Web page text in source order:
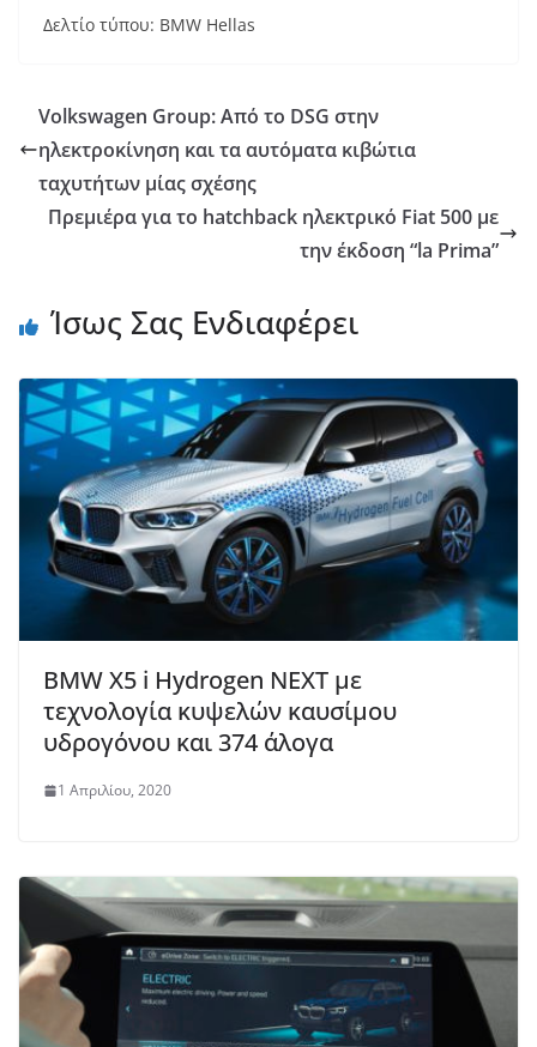
Δελτίο τύπου: BMW Hellas
Volkswagen Group: Από το DSG στην
ηλεκτροκίνηση και τα αυτόματα κιβώτια
ταχυτήτων μίας σχέσης
Πρεμιέρα για το hatchback ηλεκτρικό Fiat 500 με
την έκδοση “la Prima”
Ίσως Σας Ενδιαφέρει
BMW X5 i Hydrogen NEXT με
τεχνολογία κυψελών καυσίμου
υδρογόνου και 374 άλογα
1 Απριλίου, 2020